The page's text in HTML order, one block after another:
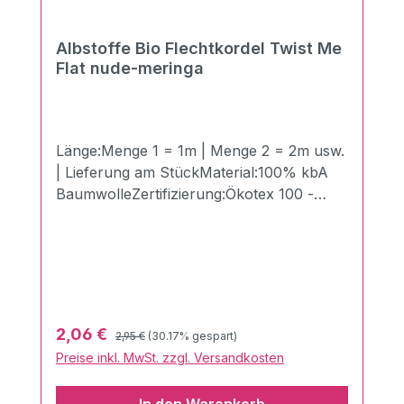
Albstoffe Bio Flechtkordel Twist Me
Flat nude-meringa
Länge:Menge 1 = 1m | Menge 2 = 2m usw.
| Lieferung am StückMaterial:100% kbA
BaumwolleZertifizierung:Ökotex 100 -
freien Lauf lassen und deinem nächsten
Nähprojekt das gewisse Etwas verleihen!
Perfekt kombinierbar mit anderen
Produkten aus dem Hause Albstoffe.Sie
Verkaufspreis:
2,06 € Regulärer Preis:
2,95 € (30.17% gespart)
Preise inkl. MwSt. zzgl. Versandkosten